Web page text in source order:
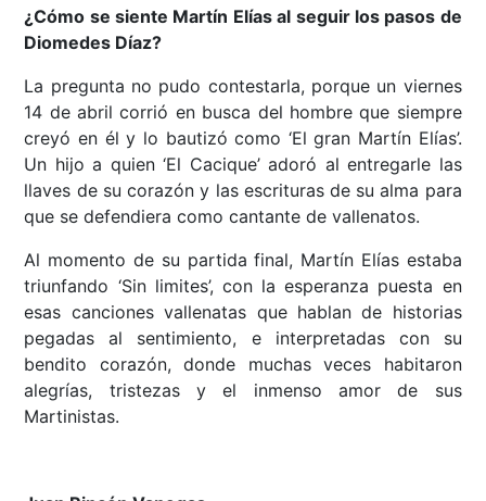
¿Cómo se siente Martín Elías al seguir los pasos de
Diomedes Díaz?
La pregunta no pudo contestarla, porque un viernes
14 de abril corrió en busca del hombre que siempre
creyó en él y lo bautizó como ‘El gran Martín Elías’.
Un hijo a quien ‘El Cacique’ adoró al entregarle las
llaves de su corazón y las escrituras de su alma para
que se defendiera como cantante de vallenatos.
Al momento de su partida final, Martín Elías estaba
triunfando ‘Sin limites’, con la esperanza puesta en
esas canciones vallenatas que hablan de historias
pegadas al sentimiento, e interpretadas con su
bendito corazón, donde muchas veces habitaron
alegrías, tristezas y el inmenso amor de sus
Martinistas.